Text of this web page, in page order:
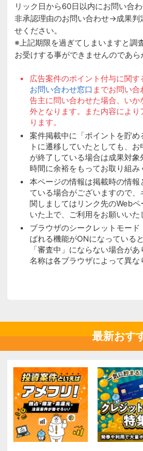
リック日から60日以内にお問い合わ
非承認理由のお問い合わせ→成果判
せください。
※上記期限を過ぎてしまいますと調
お受けする事ができませんのであら
広告案件のポイント付与に関
お問い合わせ窓口 までお問い
告主に問い合わせた場合、い
外となります。また内容によ
ります。
案件掲載中に「ポイントを貯
トに遷移していたとしても、
が終了している場合は成果対
時間に余裕をもってお取り組み
本ページの情報は掲載時の情
ている場合がございますので
関しましてはリンク先のWeb
いた上で、ご利用をお願いいた
ブラウザのシークレットモー
ばれる機能がONになっている
「審査中」にならない場合が
名称は各ブラウザによって異な
最新おす